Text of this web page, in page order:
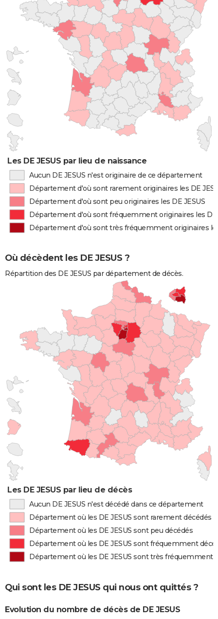
Les DE JESUS par lieu de naissance
Aucun DE JESUS n'est originaire de ce département
Département d'où sont rarement originaires les DE
Département d'où sont peu originaires les DE JESUS
Département d'où sont fréquemment originaires les DE
Département d'où sont très fréquemment originaires
Où décèdent les DE JESUS ?
Répartition des DE JESUS par département de décès.
Les DE JESUS par lieu de décès
Aucun DE JESUS n'est décédé dans ce département
Département où les DE JESUS sont rarement décédés
Département où les DE JESUS sont peu décédés
Département où les DE JESUS sont fréquemment
Département où les DE JESUS sont très fréquemment
Qui sont les DE JESUS qui nous ont quittés ?
Evolution du nombre de décès de DE JESUS